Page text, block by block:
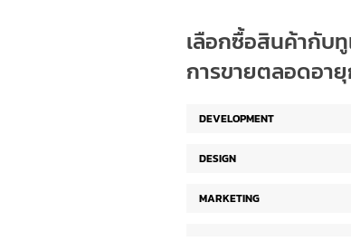
เลือกซื้อสินค้ากับทู
การขายตลอดอายุ
DEVELOPMENT
DESIGN
MARKETING